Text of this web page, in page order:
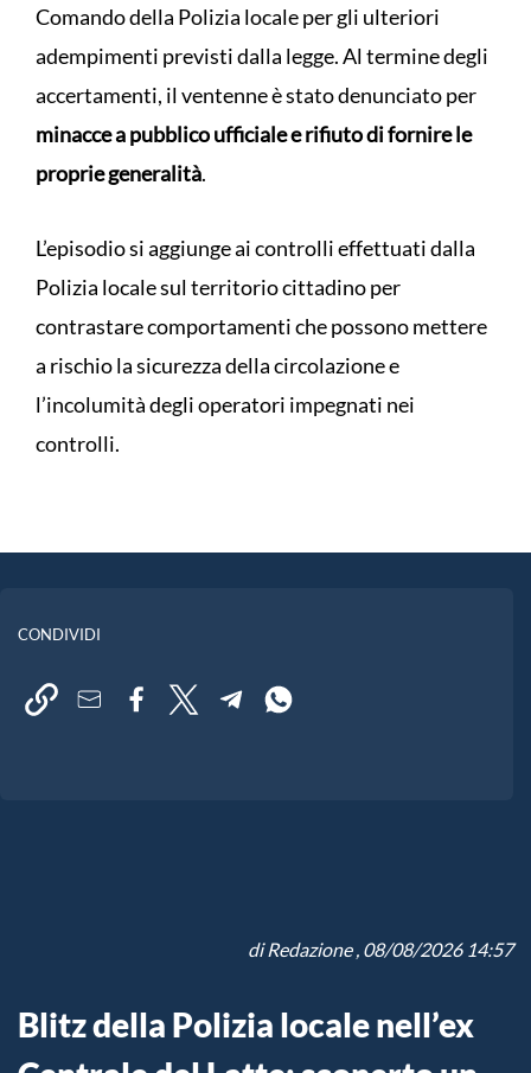
Comando della Polizia locale per gli ulteriori
adempimenti previsti dalla legge. Al termine degli
accertamenti, il ventenne è stato denunciato per
minacce a pubblico ufficiale e rifiuto di fornire le
proprie generalità.
L’episodio si aggiunge ai controlli effettuati dalla
Polizia locale sul territorio cittadino per
contrastare comportamenti che possono mettere
a rischio la sicurezza della circolazione e
l’incolumità degli operatori impegnati nei
controlli.
CONDIVIDI
diRedazione, 08/08/2026 14:57
Blitz della Polizia locale nell’ex